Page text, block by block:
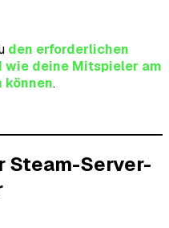
den erforderlichen
wie deine Mitspieler am
können.
Steam-Server-